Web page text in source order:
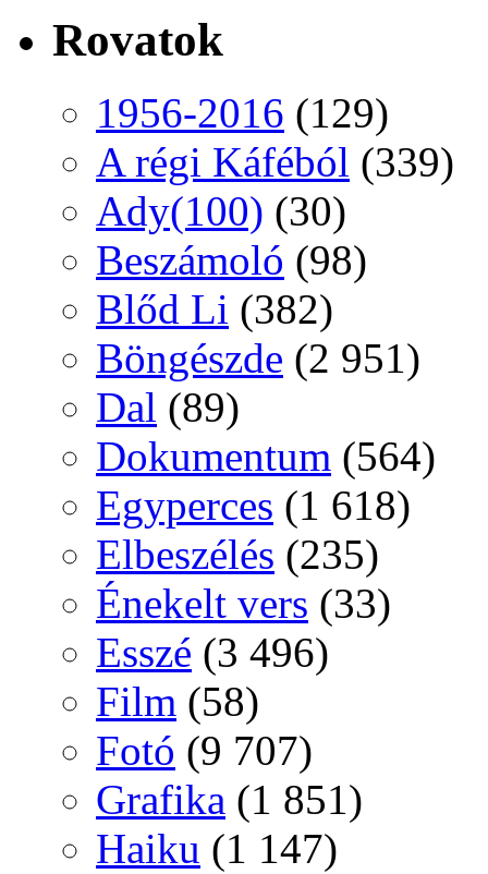
Rovatok
1956-2016 (129)
A régi Káféból (339)
Ady(100) (30)
Beszámoló (98)
Blőd Li (382)
Böngészde (2 951)
Dal (89)
Dokumentum (564)
Egyperces (1 618)
Elbeszélés (235)
Énekelt vers (33)
Esszé (3 496)
Film (58)
Fotó (9 707)
Grafika (1 851)
Haiku (1 147)